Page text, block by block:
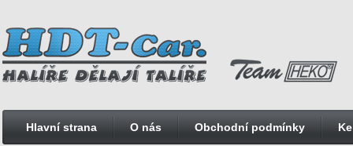
Hlavní strana O nás Obchodní podmínky